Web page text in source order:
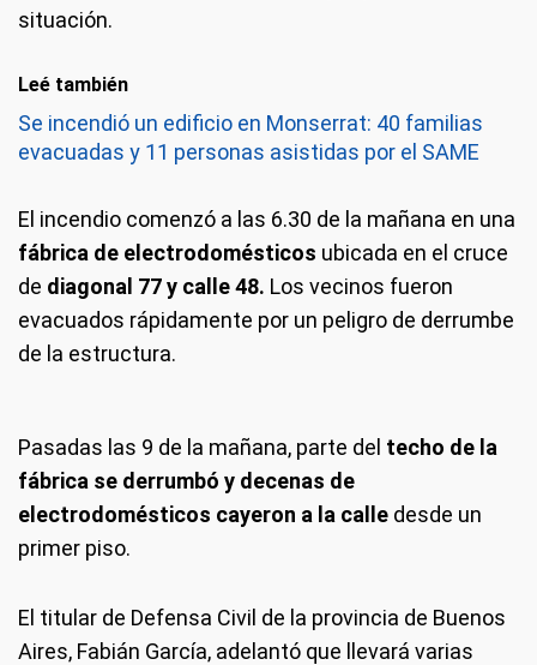
situación.
Leé también
Se incendió un edificio en Monserrat: 40 familias
evacuadas y 11 personas asistidas por el SAME
El incendio comenzó a las 6.30 de la mañana en una
fábrica de electrodomésticos ubicada en el cruce
de diagonal 77 y calle 48. Los vecinos fueron
evacuados rápidamente por un peligro de derrumbe
de la estructura.
Pasadas las 9 de la mañana, parte del techo de la
fábrica se derrumbó y decenas de
electrodomésticos cayeron a la calle desde un
primer piso.
El titular de Defensa Civil de la provincia de Buenos
Aires, Fabián García, adelantó que llevará varias